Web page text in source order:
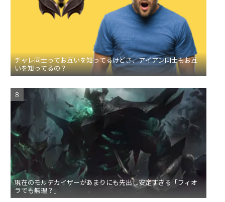
チャレ同士ってお互いを知ってるけどさ、アイアン同士もお互
いを知ってるの？
現在のモルデカイザーがあまりにも先出し安定すぎる「フィオ
ラでも無理？」